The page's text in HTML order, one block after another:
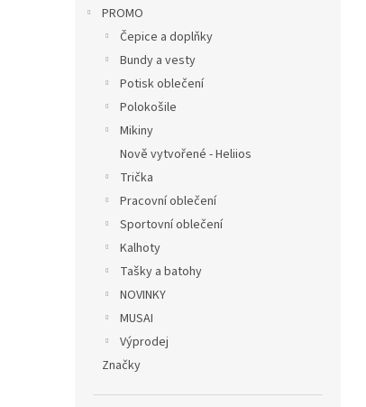
PROMO
Čepice a doplňky
Bundy a vesty
Potisk oblečení
Polokošile
Mikiny
Nově vytvořené - Heliios
Trička
Pracovní oblečení
Sportovní oblečení
Kalhoty
Tašky a batohy
NOVINKY
MUSAI
Výprodej
Značky